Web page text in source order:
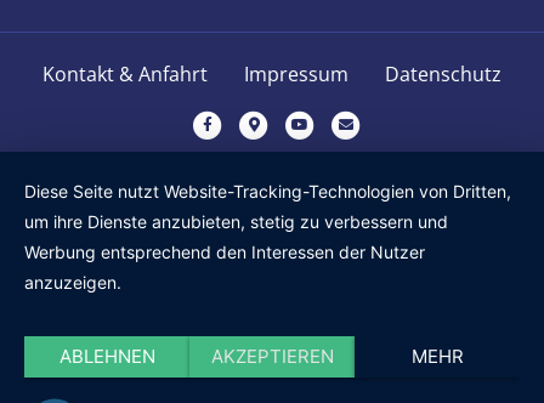
Kontakt & Anfahrt Impressum Datenschutz
FacebookGoogle-maps
YoutubeEmail
Diese Seite nutzt Website-Tracking-Technologien von Dritten,
um ihre Dienste anzubieten, stetig zu verbessern und
Werbung entsprechend den Interessen der Nutzer
anzuzeigen.
ABLEHNEN AKZEPTIEREN MEHR